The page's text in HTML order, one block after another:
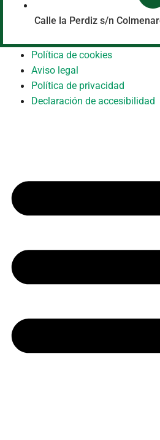
Calle la Perdiz s/n
Política de cookies
Aviso legal
Política de privacidad
Declaración de accesibilidad